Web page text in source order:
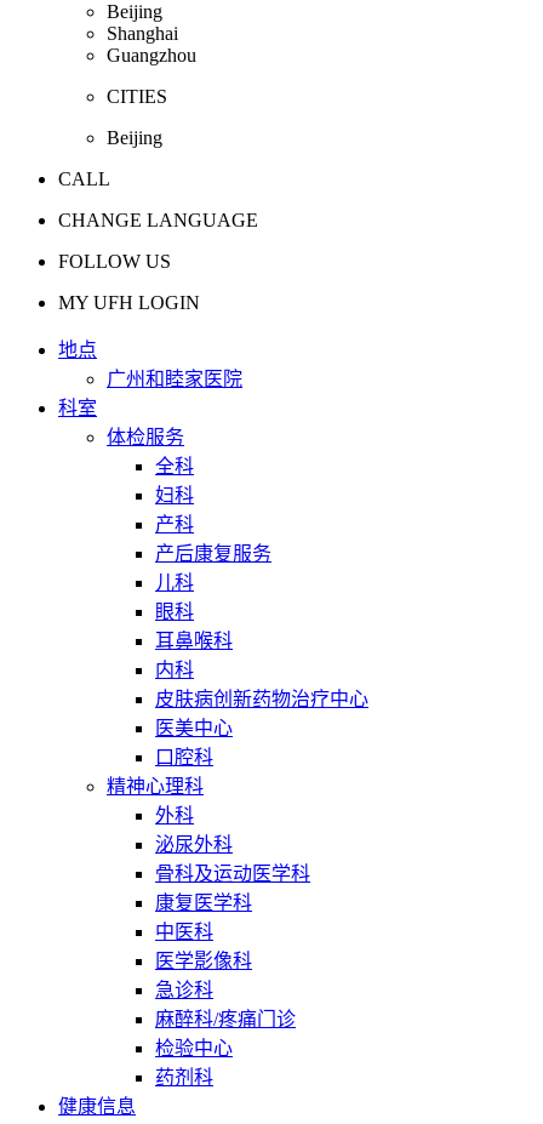
Beijing
Shanghai
Guangzhou
CITIES
Beijing
CALL
CHANGE LANGUAGE
FOLLOW US
MY UFH LOGIN
地点
广州和睦家医院
科室
体检服务
全科
妇科
产科
产后康复服务
儿科
眼科
耳鼻喉科
内科
皮肤病创新药物治疗中心
医美中心
口腔科
精神心理科
外科
泌尿外科
骨科及运动医学科
康复医学科
中医科
医学影像科
急诊科
麻醉科/疼痛门诊
检验中心
药剂科
健康信息